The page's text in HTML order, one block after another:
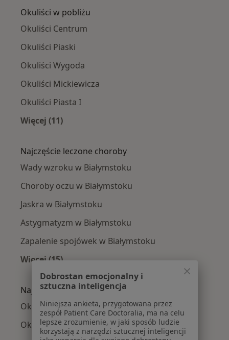
Okuliści w pobliżu
Okuliści Centrum
Okuliści Piaski
Okuliści Wygoda
Okuliści Mickiewicza
Okuliści Piasta I
Więcej (11)
Najczęście leczone choroby
Wady wzroku w Białymstoku
Choroby oczu w Białymstoku
Jaskra w Białymstoku
Astygmatyzm w Białymstoku
Zapalenie spojówek w Białymstoku
Więcej (15)
Więcej w kategorii: Najczęście leczone
Najpopularniejsze ubezpieczenia
Okuliści z PZU Zdrowie w Białymstoku
Okuliści z Compensa w Białymstoku
Dobrostan emocjonalny i
sztuczna inteligencja
Niniejsza ankieta, przygotowana przez
zespół Patient Care Doctoralia, ma na celu
lepsze zrozumienie, w jaki sposób ludzie
korzystają z narzędzi sztucznej inteligencji